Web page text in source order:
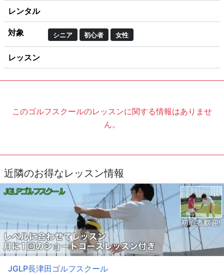
レンタル
対象 シニア 初心者 女性
レッスン
このゴルフスクールのレッスンに関する情報はありませ
ん。
近隣のお得なレッスン情報
JGLP長津田ゴルフスクール